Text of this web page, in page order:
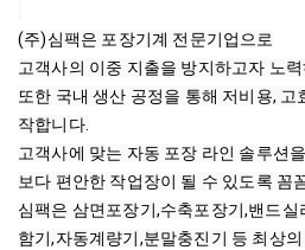
(주)심팩은 포장기계 전문기업으로
고객사의 이중 지출을 방지하고자 노
또한 국내 생산 공정을 통해 저비용,
작합니다.
고객사에 맞는 자동 포장 라인 솔루션
보다 편안한 작업장이 될 수 있도록 꼼
심팩은 삼면포장기,수축포장기,밴드
함기,자동계량기,분말충진기 등 최상